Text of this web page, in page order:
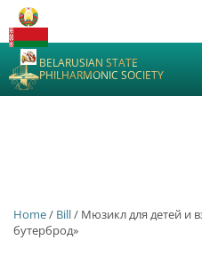
BELARUSIAN STATE
PHILHARMONIC SOCIETY
Home/ Bill/ Мюзикл для детей и
бутерброд»